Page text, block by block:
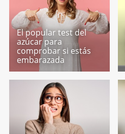
El popular test del
azúcar para
comprobar si estás
embarazada